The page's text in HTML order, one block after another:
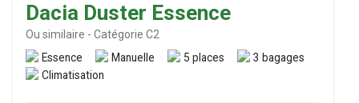
Dacia Duster Essence
Ou similaire - Catégorie C2
Essence
Manuelle 5 places
3 bagages
Climatisation